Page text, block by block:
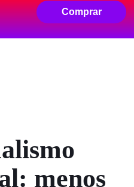
Comprar
menos